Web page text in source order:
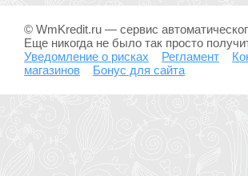
© WmKredit.ru — сервис
Еще никогда не было так просто
Уведомление о рисках
Регламент
магазинов
Бонус для сайта